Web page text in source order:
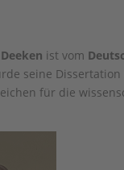
ist vom
seine
für die